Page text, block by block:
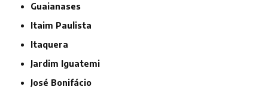
Guaianases
Itaim Paulista
Itaquera
Jardim Iguatemi
José Bonifácio